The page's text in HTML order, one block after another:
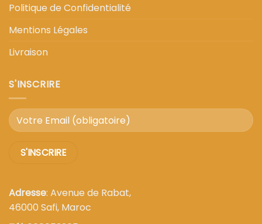
Politique de Confidentialité
Mentions Légales
Livraison
S'INSCRIRE
Adresse: Avenue de Rabat,
46000 Safi, Maroc